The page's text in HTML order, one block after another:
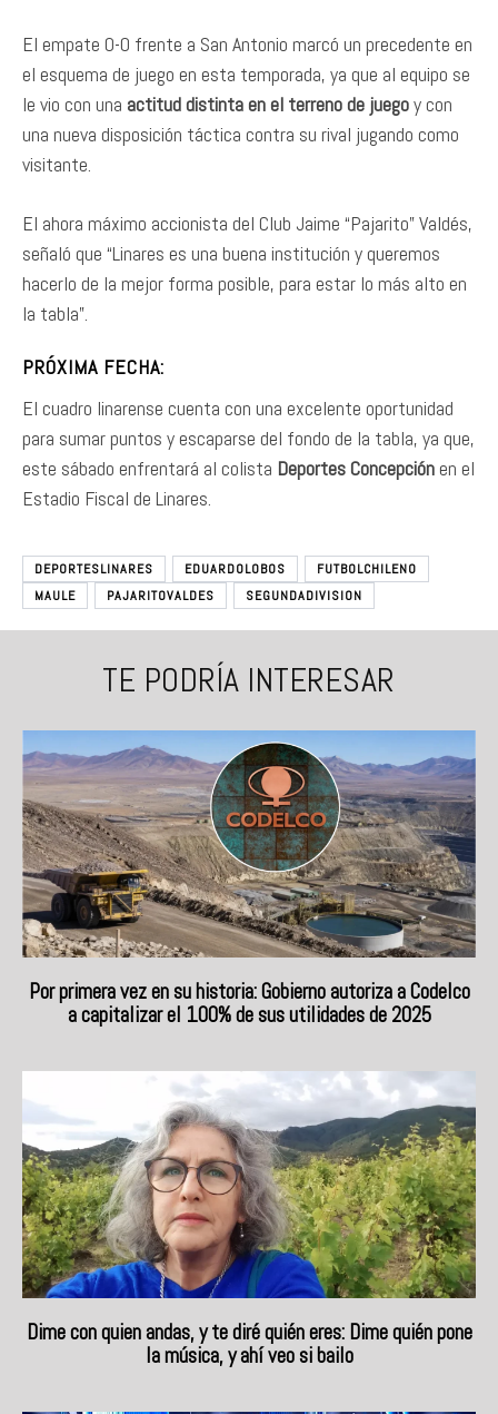
El empate 0-0 frente a San Antonio marcó un precedente en
el esquema de juego en esta temporada, ya que al equipo se
le vio con una actitud distinta en el terreno de juegoy con
una nueva disposición táctica contra su rival jugando como
visitante.
El ahora máximo accionista del Club Jaime “Pajarito” Valdés,
señaló que “Linares es una buena institución y queremos
hacerlo de la mejor forma posible, para estar lo más alto en
la tabla”.
PRÓXIMA FECHA:
El cuadro linarense cuenta con una excelente oportunidad
para sumar puntos y escaparse del fondo de la tabla, ya que,
este sábado enfrentará al colista Deportes Concepciónen el
Estadio Fiscal de Linares.
DEPORTESLINARES EDUARDOLOBOS
FUTBOLCHILENO
MAULE
PAJARITOVALDES SEGUNDADIVISION
TE PODRÍA INTERESAR
Por primera vez en su historia: Gobierno autoriza a Codelco
a capitalizar el 100% de sus utilidades de 2025
Dime con quien andas, y te diré quién eres: Dime quién pone
la música, y ahí veo si bailo